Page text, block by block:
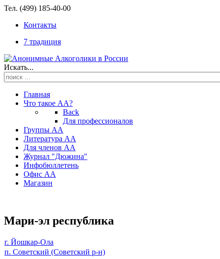
Тел. (499) 185-40-00
Контакты
7 традиция
Искать...
Главная
Что такое АА?
Back
Для профессионалов
Группы АА
Литература АА
Для членов АА
Журнал "Дюжина"
Инфобюллетень
Офис АА
Магазин
Мари-эл республика
г. Йошкар-Ола
п. Советский (Советский р-н)